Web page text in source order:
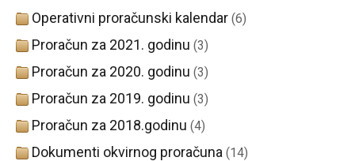
Operativni proračunski kalendar (6)
Proračun za 2021. godinu (3)
Proračun za 2020. godinu (3)
Proračun za 2019. godinu (3)
Proračun za 2018.godinu (4)
Dokumenti okvirnog proračuna (14)